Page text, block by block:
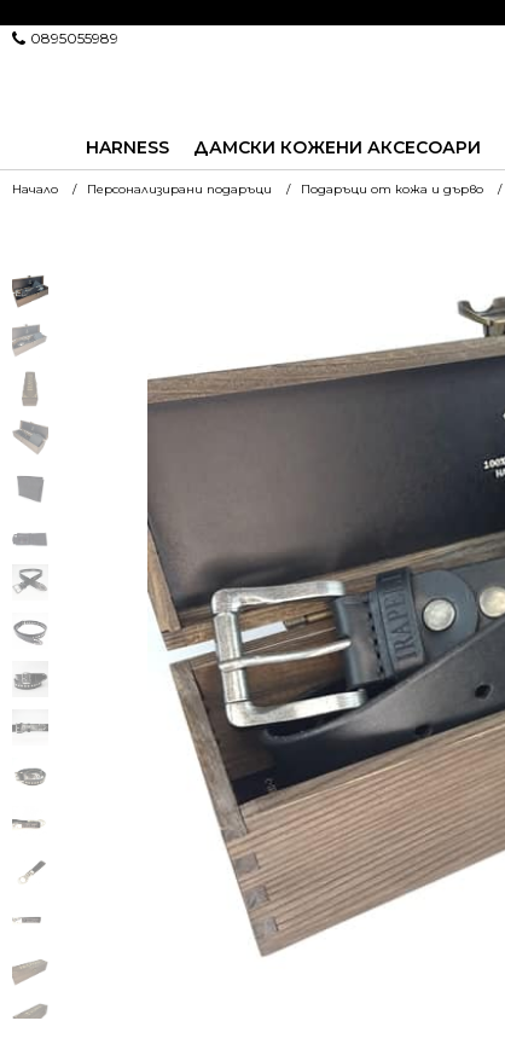
0895055989
HARNESS ДАМСКИ КОЖЕНИ АКСЕСОАРИ
Начало Персонализирани подаръци Подаръци от кожа и дърво